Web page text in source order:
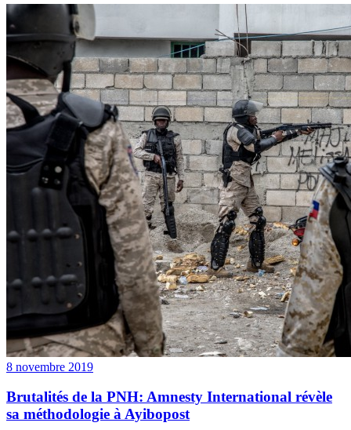
8 novembre 2019
Brutalités de la PNH: Amnesty International révèle
sa méthodologie à Ayibopost